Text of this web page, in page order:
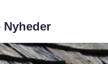
Nyheder